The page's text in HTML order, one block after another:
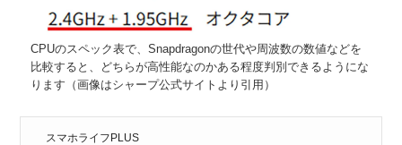
CPUのスペック表で、Snapdragonの世代や周波数の数値などを
比較すると、どちらが高性能なのかある程度判別できるようにな
ります（画像はシャープ公式サイトより引用）
スマホライフPLUS